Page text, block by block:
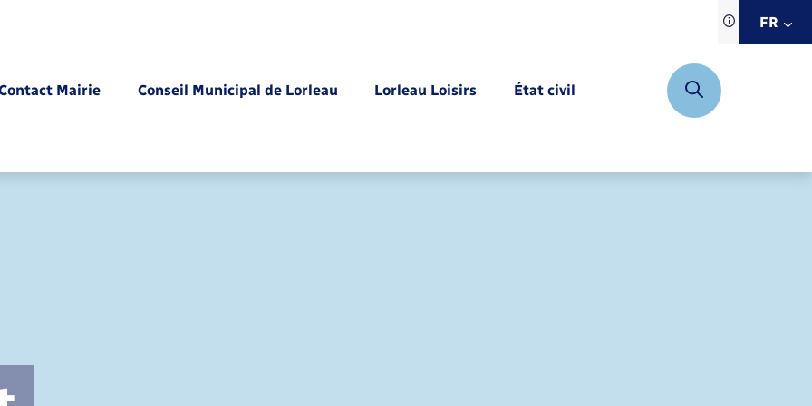
Traduction
siteFR
Mairie Conseil Municipal de Lorleau Lorleau Loisirs État civil